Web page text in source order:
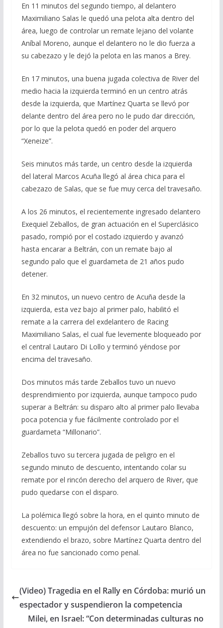
En 11 minutos del segundo tiempo, al delantero
Maximiliano Salas le quedó una pelota alta dentro del
área, luego de controlar un remate lejano del volante
Aníbal Moreno, aunque el delantero no le dio fuerza a
su cabezazo y le dejó la pelota en las manos a Brey.
En 17 minutos, una buena jugada colectiva de River del
medio hacia la izquierda terminó en un centro atrás
desde la izquierda, que Martínez Quarta se llevó por
delante dentro del área pero no le pudo dar dirección,
por lo que la pelota quedó en poder del arquero
“Xeneize”.
Seis minutos más tarde, un centro desde la izquierda
del lateral Marcos Acuña llegó al área chica para el
cabezazo de Salas, que se fue muy cerca del travesaño.
A los 26 minutos, el recientemente ingresado delantero
Exequiel Zeballos, de gran actuación en el Superclásico
pasado, rompió por el costado izquierdo y avanzó
hasta encarar a Beltrán, con un remate bajo al
segundo palo que el guardameta de 21 años pudo
detener.
En 32 minutos, un nuevo centro de Acuña desde la
izquierda, esta vez bajo al primer palo, habilitó el
remate a la carrera del exdelantero de Racing
Maximiliano Salas, el cual fue levemente bloqueado por
el central Lautaro Di Lollo y terminó yéndose por
encima del travesaño.
Dos minutos más tarde Zeballos tuvo un nuevo
desprendimiento por izquierda, aunque tampoco pudo
superar a Beltrán: su disparo alto al primer palo llevaba
poca potencia y fue fácilmente controlado por el
guardameta “Millonario”.
Zeballos tuvo su tercera jugada de peligro en el
segundo minuto de descuento, intentando colar su
remate por el rincón derecho del arquero de River, que
pudo quedarse con el disparo.
La polémica llegó sobre la hora, en el quinto minuto de
descuento: un empujón del defensor Lautaro Blanco,
extendiendo el brazo, sobre Martínez Quarta dentro del
área no fue sancionado como penal.
(Video) Tragedia en el Rally en Córdoba: murió un
espectador y suspendieron la competencia
Milei, en Israel: “Con determinadas culturas no